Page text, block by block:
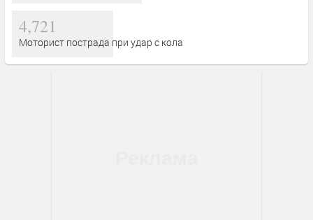
4,721
Моторист пострада при удар с кола